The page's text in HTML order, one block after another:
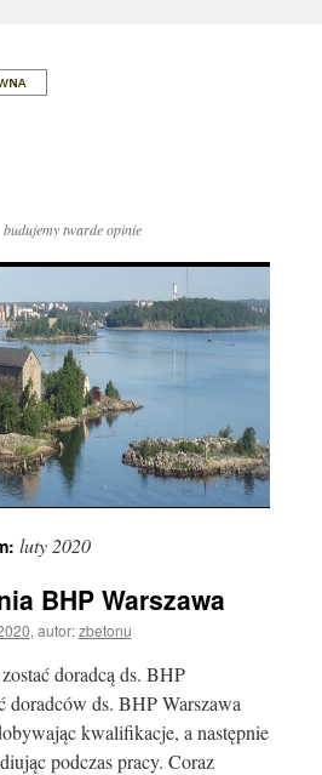
budujemy twarde opinie
luty 2020
BHP Warszawa
, autor: zbetonu
doradcą ds. BHP
doradców ds. BHP Warszawa
kwalifikacje, a następnie
podczas pracy. Coraz